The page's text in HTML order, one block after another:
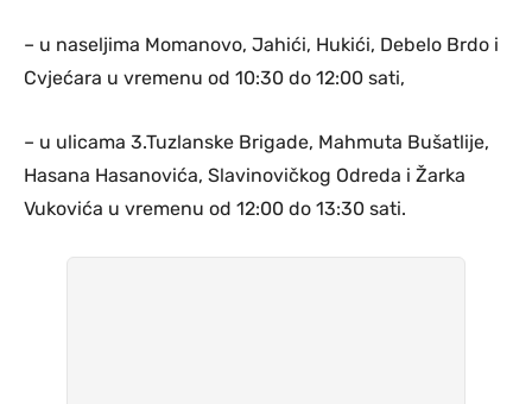
– u naseljima Momanovo, Jahići, Hukići, Debelo Brdo i
Cvjećara u vremenu od 10:30 do 12:00 sati,
– u ulicama 3.Tuzlanske Brigade, Mahmuta Bušatlije,
Hasana Hasanovića, Slavinovičkog Odreda i Žarka
Vukovića u vremenu od 12:00 do 13:30 sati.